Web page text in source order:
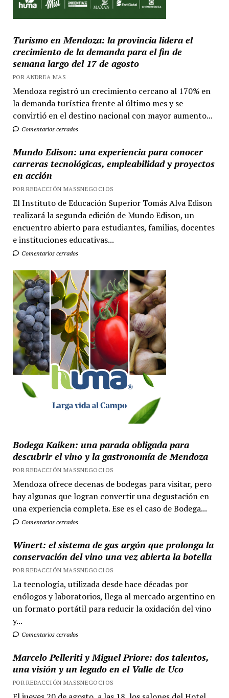
Turismo en Mendoza: la provincia lidera el
crecimiento de la demanda para el fin de
semana largo del 17 de agosto
POR ANDREA MAS
Mendoza registró un crecimiento cercano al 170% en
la demanda turística frente al último mes y se
convirtió en el destino nacional con mayor aumento...
Comentarios cerrados
Mundo Edison: una experiencia para conocer
carreras tecnológicas, empleabilidad y proyectos
en acción
POR REDACCIÓN MASSNEGOCIOS
El Instituto de Educación Superior Tomás Alva Edison
realizará la segunda edición de Mundo Edison, un
encuentro abierto para estudiantes, familias, docentes
e instituciones educativas...
Comentarios cerrados
Bodega Kaiken: una parada obligada para
descubrir el vino y la gastronomía de Mendoza
POR REDACCIÓN MASSNEGOCIOS
Mendoza ofrece decenas de bodegas para visitar, pero
hay algunas que logran convertir una degustación en
una experiencia completa. Ese es el caso de Bodega...
Comentarios cerrados
Winert: el sistema de gas argón que prolonga la
conservación del vino una vez abierta la botella
POR REDACCIÓN MASSNEGOCIOS
La tecnología, utilizada desde hace décadas por
enólogos y laboratorios, llega al mercado argentino en
un formato portátil para reducir la oxidación del vino
y...
Comentarios cerrados
Marcelo Pelleriti y Miguel Priore: dos talentos,
una visión y un legado en el Valle de Uco
POR REDACCIÓN MASSNEGOCIOS